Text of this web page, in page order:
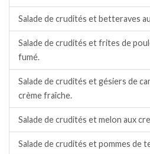
Salade de crudités et betteraves
Salade de crudités et frites de
fumé.
Salade de crudités et gésiers de
crème fraîche.
Salade de crudités et melon aux
Salade de crudités et pommes de